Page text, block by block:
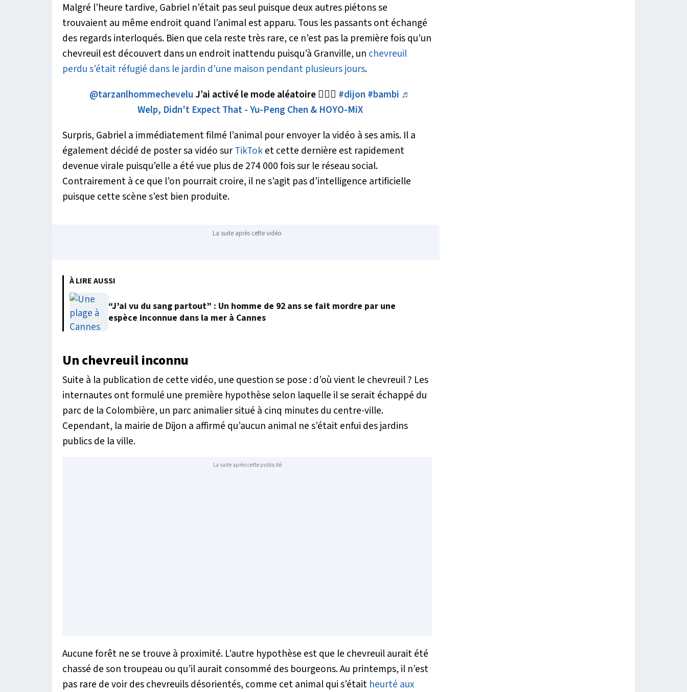
Malgré l’heure tardive, Gabriel n’était pas seul puisque deux autres piétons se
trouvaient au même endroit quand l’animal est apparu. Tous les passants ont échangé
des regards interloqués. Bien que cela reste très rare, ce n’est pas la première fois qu’un
chevreuil est découvert dans un endroit inattendu puisqu’à Granville, un chevreuil
perdu s’était réfugié dans le jardin d’une maison pendant plusieurs jours.
@tarzanlhommechevelu J’ai activé le mode aléatoire 🤷🏽‍♂️ #dijon #bambi ♬
Welp, Didn't Expect That - Yu-Peng Chen & HOYO-MiX
Surpris, Gabriel a immédiatement filmé l’animal pour envoyer la vidéo à ses amis. Il a
également décidé de poster sa vidéo surTikToket cette dernière est rapidement
devenue virale puisqu’elle a été vue plus de 274 000 fois sur le réseau social.
Contrairement à ce que l’on pourrait croire, il ne s’agit pas d’intelligence artificielle
puisque cette scène s’est bien produite.
La suite après cette vidéo
À LIRE AUSSI
“J’ai vu du sang partout” : Un homme de 92 ans se fait mordre par une
espèce inconnue dans la mer à Cannes
Un chevreuil inconnu
Suite à la publication de cette vidéo, une question se pose : d’où vient le chevreuil ? Les
internautes ont formulé une première hypothèse selon laquelle il se serait échappé du
parc de la Colombière, un parc animalier situé à cinq minutes du centre-ville.
Cependant, la mairie de Dijon a affirmé qu’aucun animal ne s’était enfui des jardins
publics de la ville.
La suite après cette publicité
Aucune forêt ne se trouve à proximité. L’autre hypothèse est que le chevreuil aurait été
chassé de son troupeau ou qu’il aurait consommé des bourgeons. Au printemps, il n’est
pas rare de voir des chevreuils désorientés, comme cet animal qui s’était heurté aux